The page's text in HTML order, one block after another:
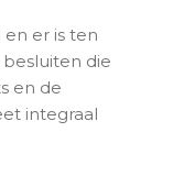
er is ten
die
en de
integraal